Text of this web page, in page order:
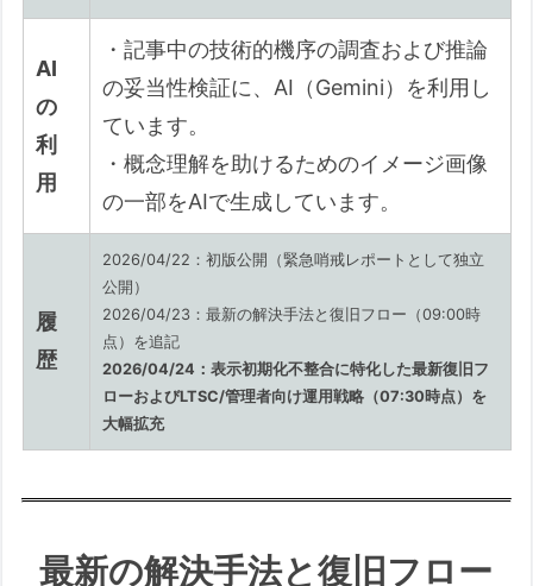
【DELL事例】独自ドライバの特殊性
とコスト削減の代償
要因③：EFI領域（ESP）の「100MBの
壁」
3. 現状影響が確認・懸念される機材（確度別整
理）
4. 生存戦略：モザイク死を回避するための「鉄
則」
5. 今後の予想される事態推移（推定）
【確度：高】対象機材の具体的リスト
化とメーカー修正
【確度：中】Microsoftによる「一時
体の「文鎮化」
AI
の
利
用
・記事中の技術的機序の調査および推論
の妥当性検証に、AI（Gemini）を利用し
ています。
・概念理解を助けるためのイメージ画像
の一部をAIで生成しています。
履
歴
2026/04/22：初版公開（緊急哨戒レポートとして独立
公開）
2026/04/23：最新の解決手法と復旧フロー（09:00時
点）を追記
2026/04/24：表示初期化不整合に特化した最新復旧フ
ローおよびLTSC/管理者向け運用戦略（07:30時点）を
大幅拡充
最新の解決手法と復旧フロー